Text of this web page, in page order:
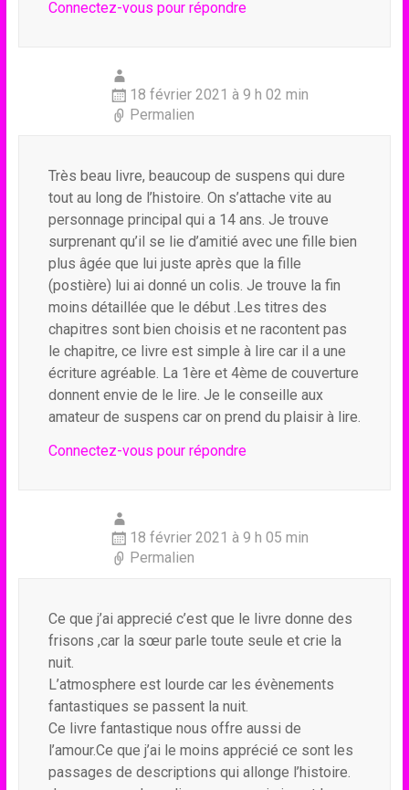
Connectez-vous pour répondre
18 février 2021 à 9 h 02 min
Permalien
Très beau livre, beaucoup de suspens qui dure
tout au long de l’histoire. On s’attache vite au
personnage principal qui a 14 ans. Je trouve
surprenant qu’il se lie d’amitié avec une fille bien
plus âgée que lui juste après que la fille
(postière) lui ai donné un colis. Je trouve la fin
moins détaillée que le début .Les titres des
chapitres sont bien choisis et ne racontent pas
le chapitre, ce livre est simple à lire car il a une
écriture agréable. La 1ère et 4ème de couverture
donnent envie de le lire. Je le conseille aux
amateur de suspens car on prend du plaisir à lire.
Connectez-vous pour répondre
18 février 2021 à 9 h 05 min
Permalien
Ce que j’ai apprecié c’est que le livre donne des
frisons ,car la sœur parle toute seule et crie la
nuit.
L’atmosphere est lourde car les évènements
fantastiques se passent la nuit.
Ce livre fantastique nous offre aussi de
l’amour.Ce que j’ai le moins apprécié ce sont les
passages de descriptions qui allonge l’histoire.